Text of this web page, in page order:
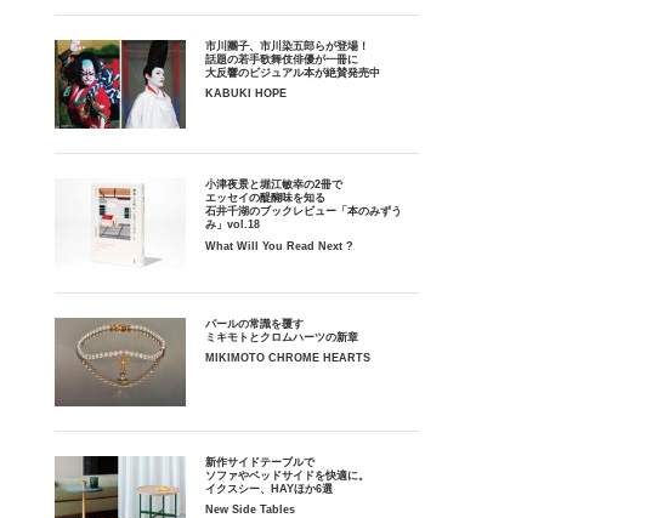
市川團子、市川染五郎らが登場！
話題の若手歌舞伎俳優が一冊に
大反響のビジュアル本が絶賛発売中
KABUKI HOPE
小津夜景と堀江敏幸の2冊で
エッセイの醍醐味を知る
石井千湖のブックレビュー「本のみずう
み」vol.18
What Will You Read Next ?
パールの常識を覆す
ミキモトとクロムハーツの新章
MIKIMOTO CHROME HEARTS
新作サイドテーブルで
ソファやベッドサイドを快適に。
イクスシー、HAYほか6選
New Side Tables